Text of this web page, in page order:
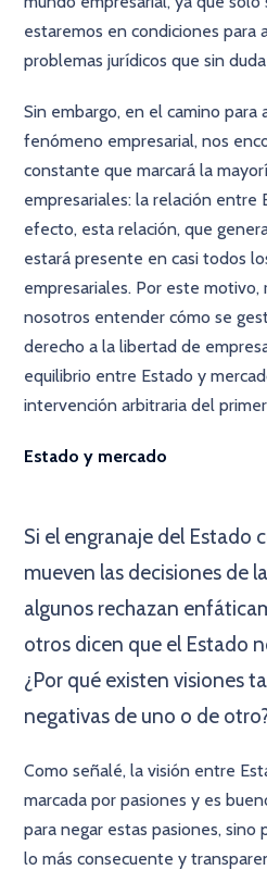
estaremos en condiciones para
problemas jurídicos que sin
Sin embargo, en el camino
fenómeno empresarial, nos
constante que marcará la
empresariales: la relación entre
efecto, esta relación, que
estará presente en casi todos
empresariales. Por este
nosotros entender cómo se
derecho a la libertad de
equilibrio entre Estado y
intervención arbitraria del
Estado y mercado
Si el engranaje del Estado
mueven las decisiones de
algunos rechazan
otros dicen que el Estado
¿Por qué existen visiones
negativas de uno o de
Como señalé, la visión entre
marcada por pasiones y es
para negar estas pasiones, sino
lo más consecuente y